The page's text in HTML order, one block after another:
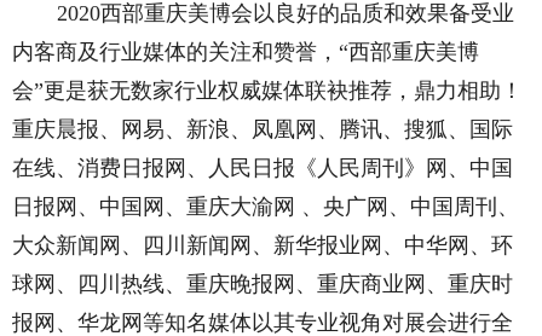
2020西部重庆美博会以良好的品质和效果备受业
内客商及行业媒体的关注和赞誉，“西部重庆美博
会”更是获无数家行业权威媒体联袂推荐，鼎力相助！
重庆晨报、网易、新浪、凤凰网、腾讯、搜狐、国际
在线、消费日报网、人民日报《人民周刊》网、中国
日报网、中国网、重庆大渝网 、央广网、中国周刊、
大众新闻网、四川新闻网、新华报业网、中华网、环
球网、四川热线、重庆晚报网、重庆商业网、重庆时
报网、华龙网等知名媒体以其专业视角对展会进行全